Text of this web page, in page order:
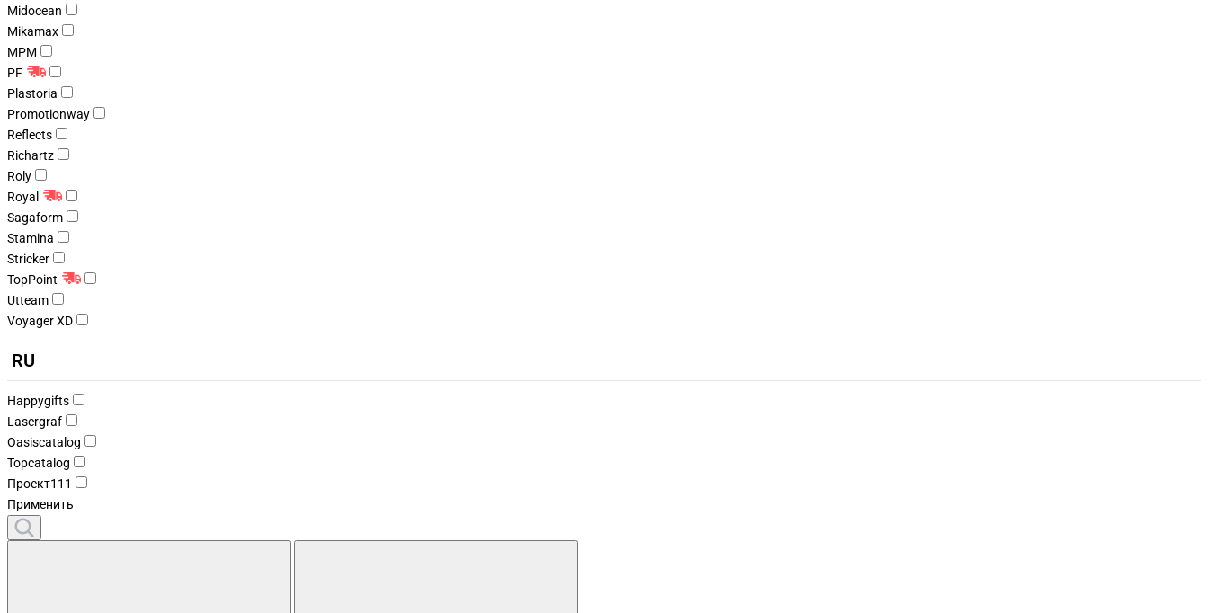
Midocean
Mikamax
MPM
PF
Plastoria
Promotionway
Reflects
Richartz
Roly
Royal
Sagaform
Stamina
Stricker
TopPoint
Utteam
Voyager XD
RU
Happygifts
Lasergraf
Oasiscatalog
Topcatalog
Проект111
Применить